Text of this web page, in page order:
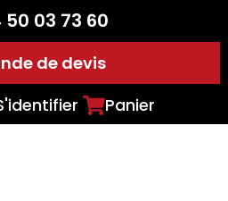
50 03 73 60
de devis
Panier